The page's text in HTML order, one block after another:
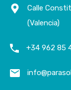
Calle
(Valencia)
+34 962 85